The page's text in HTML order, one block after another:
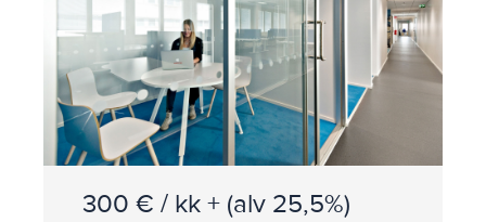
300 € / kk + (alv 25,5%)